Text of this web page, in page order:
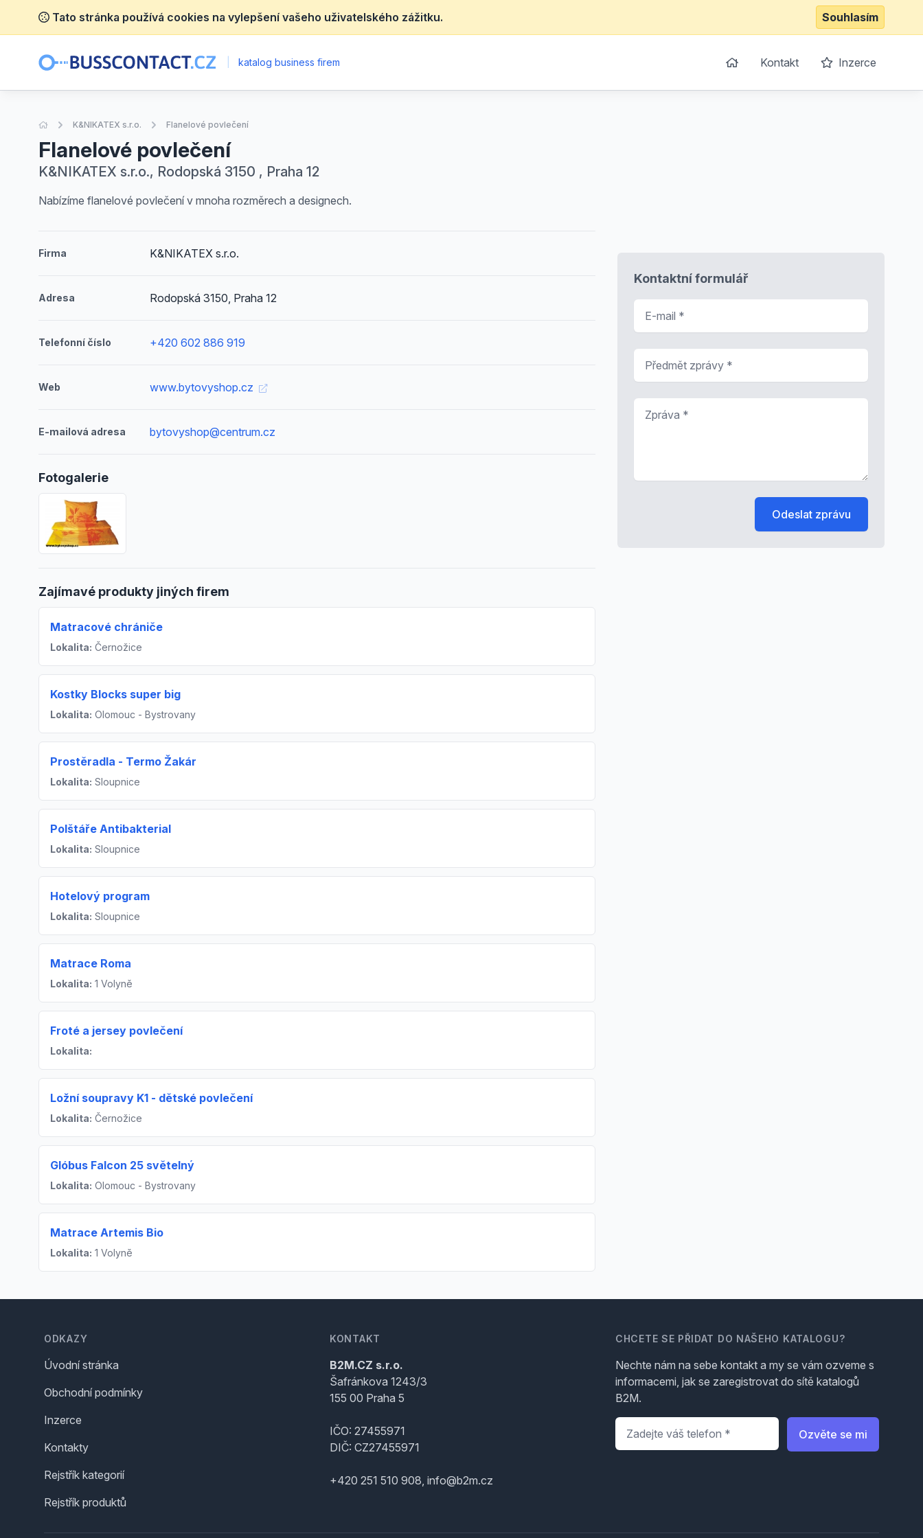
Tato stránka používá cookies na vylepšení vašeho uživatelského zážitku. Souhlasím
katalog business firem Kontakt Inzerce
Úvodní stránka
K&NIKATEX s.r.o. Flanelové povlečení
Flanelové povlečení
K&NIKATEX s.r.o., Rodopská 3150 , Praha 12
Nabízíme flanelové povlečení v mnoha rozměrech a designech.
Firma K&NIKATEX s.r.o.
Adresa Rodopská 3150, Praha 12
Telefonní číslo +420 602 886 919
Web www.bytovyshop.cz
E-mailová adresa bytovyshop@centrum.cz
Fotogalerie
Zajímavé produkty jiných firem
Matracové chrániče
Lokalita: Černožice
Kostky Blocks super big
Lokalita: Olomouc - Bystrovany
Prostěradla - Termo Žakár
Lokalita: Sloupnice
Polštáře Antibakterial
Lokalita: Sloupnice
Hotelový program
Lokalita: Sloupnice
Matrace Roma
Lokalita: 1 Volyně
Froté a jersey povlečení
Lokalita:
Ložní soupravy K1 - dětské povlečení
Lokalita: Černožice
Glóbus Falcon 25 světelný
Lokalita: Olomouc - Bystrovany
Matrace Artemis Bio
Lokalita: 1 Volyně
Kontaktní formulář
Odeslat zprávu
ODKAZY
Úvodní stránka
Obchodní podmínky
Inzerce
Kontakty
Rejstřík kategorií
Rejstřík produktů
KONTAKT
B2M.CZ s.r.o.
Šafránkova 1243/3
155 00 Praha 5
IČO: 27455971
DIČ: CZ27455971
+420 251 510 908, info@b2m.cz
CHCETE SE PŘIDAT DO NAŠEHO KATALOGU?
Nechte nám na sebe kontakt a my se vám ozveme s
informacemi, jak se zaregistrovat do sítě katalogů
B2M.
Telefon
Ozvěte se mi